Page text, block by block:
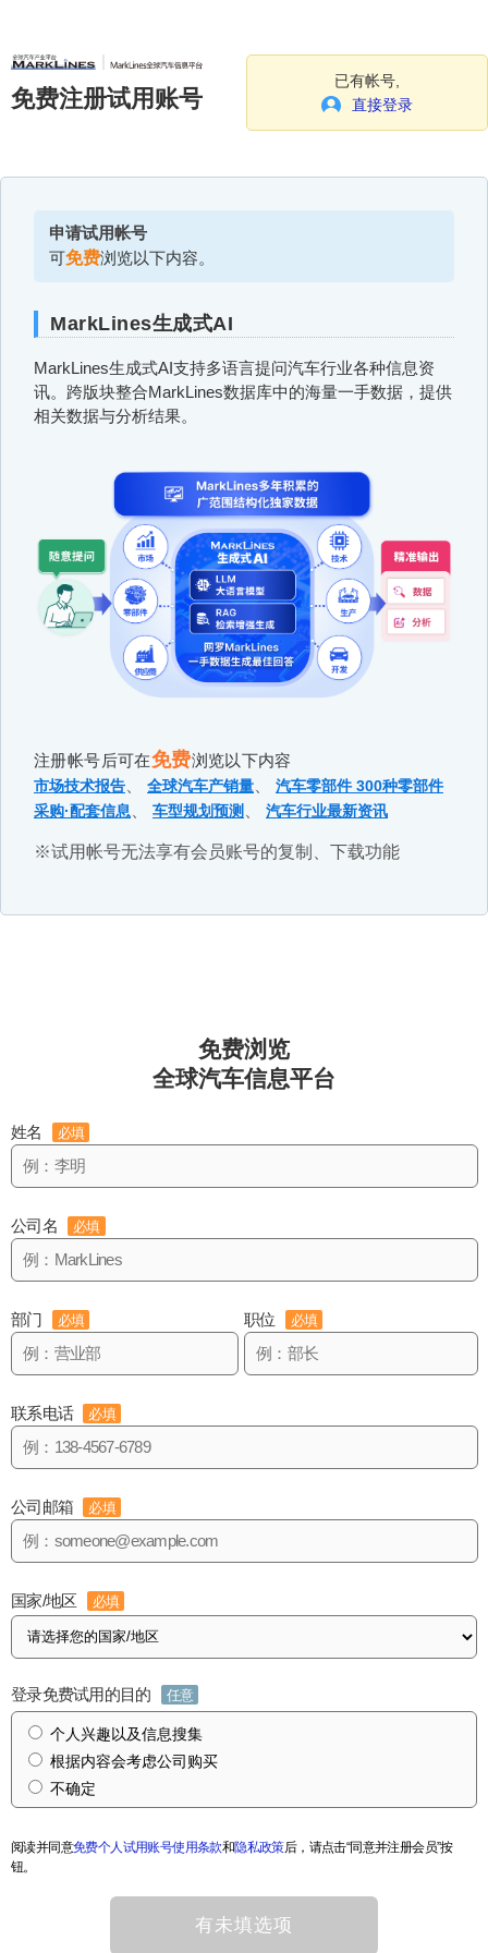
免费注册试用账号
已有帐号,
直接登录
申请试用帐号
可免费浏览以下内容。
MarkLines生成式AI
MarkLines生成式AI支持多语言提问汽车行业各种信息资
讯。跨版块整合MarkLines数据库中的海量一手数据，提供
相关数据与分析结果。
注册帐号后可在免费浏览以下内容
市场技术报告 全球汽车产销量
汽车零部件 300种零部件
采购·配套信息
车型规划预测 汽车行业最新资讯
※试用帐号无法享有会员账号的复制、下载功能
免费浏览
全球汽车信息平台
姓名 必填
公司名 必填
部门 必填 职位 必填
联系电话 必填
公司邮箱 必填
国家/地区 必填
登录免费试用的目的 任意
个人兴趣以及信息搜集
根据内容会考虑公司购买
不确定
阅读并同意免费个人试用账号使用条款和隐私政策后，请点击“同意并注册会员”按
钮。